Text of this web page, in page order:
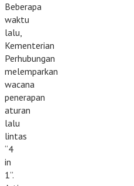
Beberapa
waktu
lalu,
Kementerian
Perhubungan
melemparkan
wacana
penerapan
aturan
lalu
lintas
“4
in
1”.